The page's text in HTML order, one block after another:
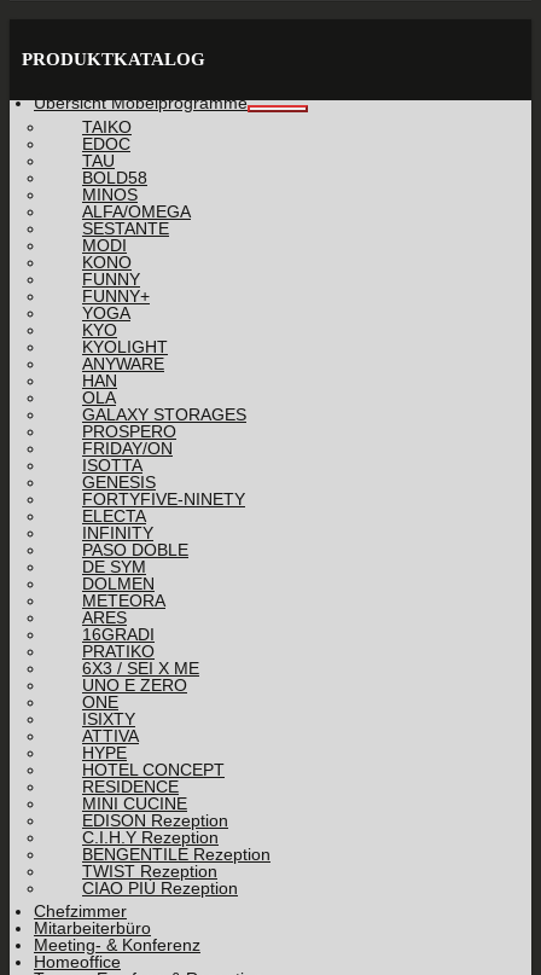
PRODUKTKATALOG
Übersicht Möbelprogramme
TAIKO
EDOC
TAU
BOLD58
MINOS
ALFA/OMEGA
SESTANTE
MODI
KONO
FUNNY
FUNNY+
YOGA
KYO
KYOLIGHT
ANYWARE
HAN
OLA
GALAXY STORAGES
PROSPERO
FRIDAY/ON
ISOTTA
GENESIS
FORTYFIVE-NINETY
ELECTA
INFINITY
PASO DOBLE
DE SYM
DOLMEN
METEORA
ARES
16GRADI
PRATIKO
6X3 / SEI X ME
UNO E ZERO
ONE
ISIXTY
ATTIVA
HYPE
HOTEL CONCEPT
RESIDENCE
MINI CUCINE
EDISON Rezeption
C.I.H.Y Rezeption
BENGENTILE Rezeption
TWIST Rezeption
CIAO PIÙ Rezeption
Chefzimmer
Mitarbeiterbüro
Meeting- & Konferenz
Homeoffice